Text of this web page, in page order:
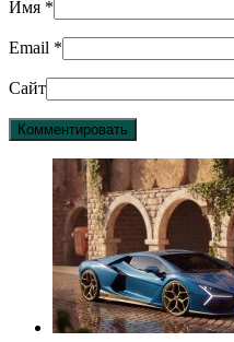
Имя *
Email *
Сайт